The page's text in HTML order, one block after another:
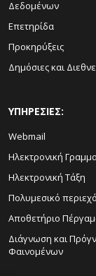
Δεδομένων
Επετηρίδα
Προκηρύξεις
Δημόσιες και
ΥΠΗΡΕΣΙΕΣ:
Webmail
Ηλεκτρονική
Ηλεκτρονική Τάξη
Πολυμεσικό
Αποθετήριο
Διάγνωση και
Φαινομένων